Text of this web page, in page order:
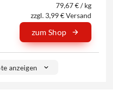
79,67 € / kg
zzgl. 3,99 € Versand
zum Shop
anzeigen